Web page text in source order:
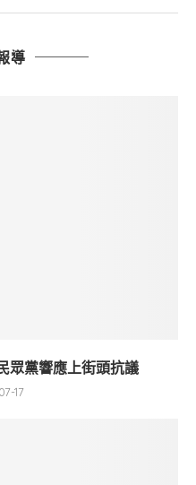
導
黨響應上街頭抗議
17